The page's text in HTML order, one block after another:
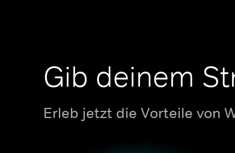
Gib deinem
Erleb jetzt die Vorteile von